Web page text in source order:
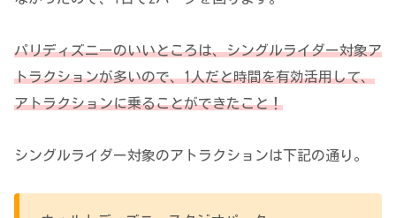
パリディズニーのいいところは、シングルライダー対象ア
トラクションが多いので、1人だと時間を有効活用して、
アトラクションに乗ることができたこと！
シングルライダー対象のアトラクションは下記の通り。